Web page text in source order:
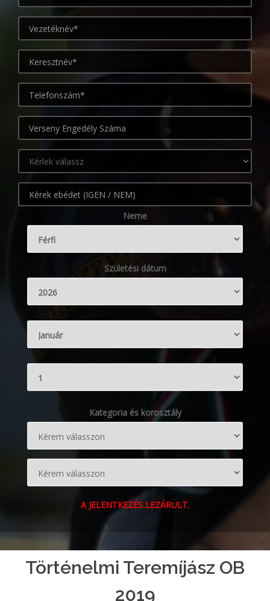
Neme
Születési dátum
Kategoria és korosztály
A JELENTKEZÉS LEZÁRULT.
Történelmi Teremíjász OB
2019